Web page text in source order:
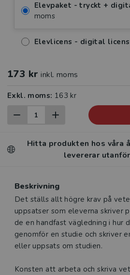
Elevpaket - tryckt +
moms
Elevlicens - digital licens
173 kr inkl. moms
Exkl. moms: 163 kr
Hitta produkten hos våra
levererar
Beskrivning
Beskrivning
Det ställs allt högre krav på
uppsatser som eleverna skriver
de en handfast vägledning i hur
genomför en studie och skriver
eller uppsats om studien.
Konsten att arbeta och skriva